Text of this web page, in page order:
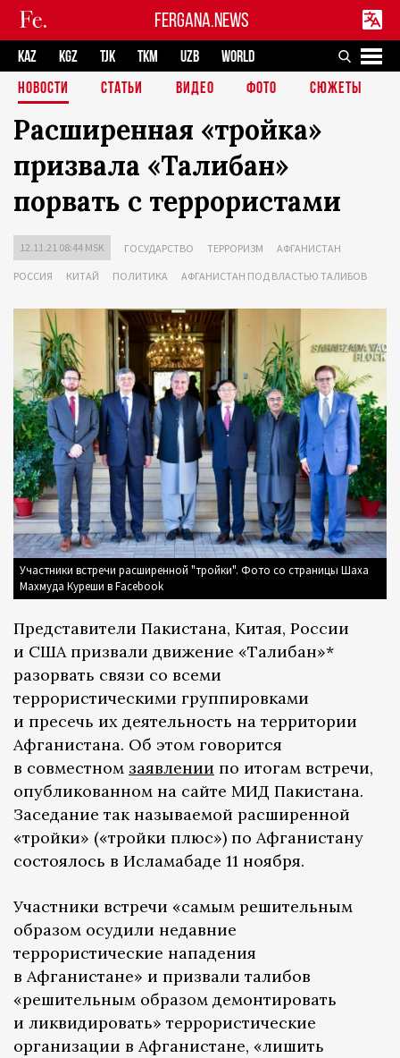
FERGANA.NEWS
KAZ KGZ TJK TKM UZB
WORLD
НОВОСТИ
СТАТЬИ ВИДЕО ФОТО СЮЖЕТЫ
Расширенная «тройка»
призвала «Талибан»
порвать с террористами
12.11.21 08:44 MSK ГОСУДАРСТВО ТЕРРОРИЗМ АФГАНИСТАН
РОССИЯ КИТАЙ ПОЛИТИКА АФГАНИСТАН ПОД ВЛАСТЬЮ ТАЛИБОВ
Участники встречи расширенной "тройки". Фото со страницы Шаха
Махмуда Куреши в Facebook
Представители Пакистана, Китая, России
и США призвали движение «Талибан»*
разорвать связи со всеми
террористическими группировками
и пресечь их деятельность на территории
Афганистана. Об этом говорится
в совместном заявлении по итогам встречи,
опубликованном на сайте МИД Пакистана.
Заседание так называемой расширенной
«тройки» («тройки плюс») по Афганистану
состоялось в Исламабаде 11 ноября.
Участники встречи «самым решительным
образом осудили недавние
террористические нападения
в Афганистане» и призвали талибов
«решительным образом демонтировать
и ликвидировать» террористические
организации в Афганистане, «лишить